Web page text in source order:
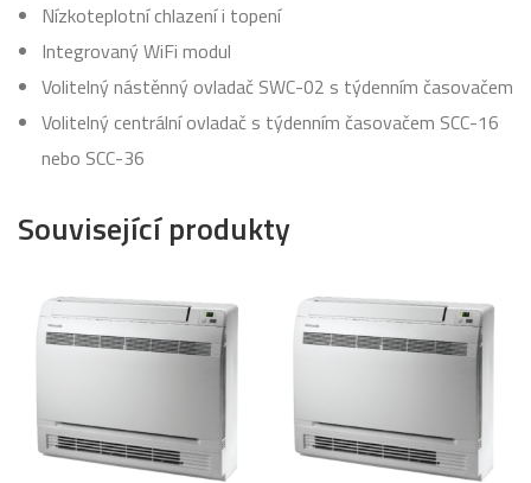
Nízkoteplotní chlazení i topení
Integrovaný WiFi modul
Volitelný nástěnný ovladač SWC-02 s týdenním časovačem
Volitelný centrální ovladač s týdenním časovačem SCC-16
nebo SCC-36
Související produkty